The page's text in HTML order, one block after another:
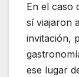
En el caso
sí viajaron
invitación,
ese lugar